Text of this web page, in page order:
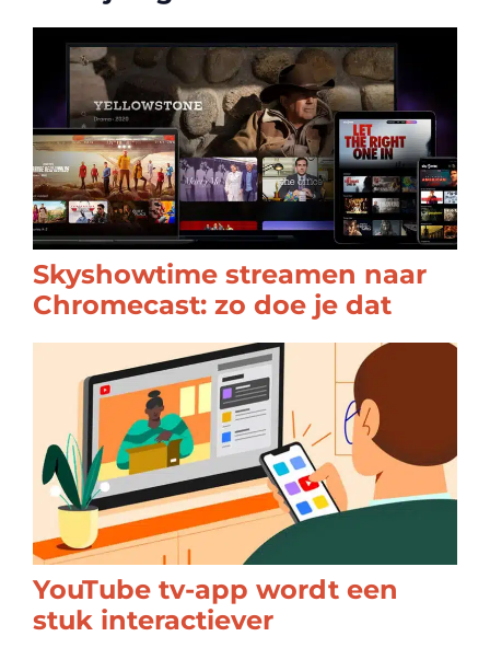
Skyshowtime streamen naar
Chromecast: zo doe je dat
YouTube tv-app wordt een
stuk interactiever